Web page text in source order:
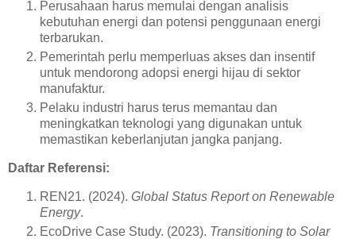
Perusahaan harus memulai dengan analisis
kebutuhan energi dan potensi penggunaan energi
terbarukan.
Pemerintah perlu memperluas akses dan insentif
untuk mendorong adopsi energi hijau di sektor
manufaktur.
Pelaku industri harus terus memantau dan
meningkatkan teknologi yang digunakan untuk
memastikan keberlanjutan jangka panjang.
Daftar Referensi:
REN21. (2024). Global Status Report on Renewable
Energy.
EcoDrive Case Study. (2023). Transitioning to Solar